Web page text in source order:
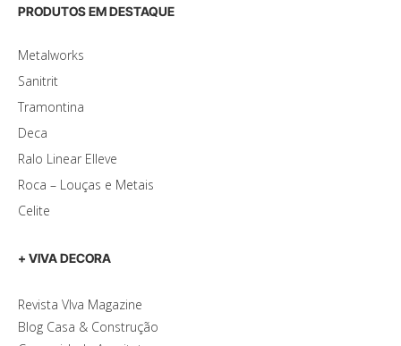
PRODUTOS EM DESTAQUE
Metalworks
Sanitrit
Tramontina
Deca
Ralo Linear Elleve
Roca – Louças e Metais
Celite
+ VIVA DECORA
Revista VIva Magazine
Blog Casa & Construção